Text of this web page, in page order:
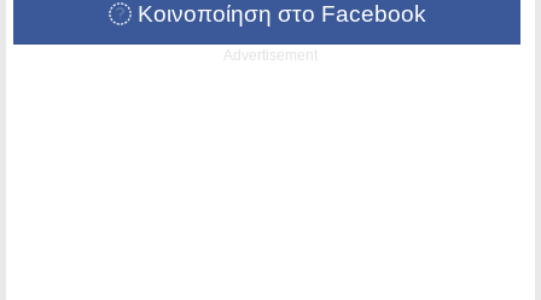
Κοινοποίηση στο Facebook
Advertisement